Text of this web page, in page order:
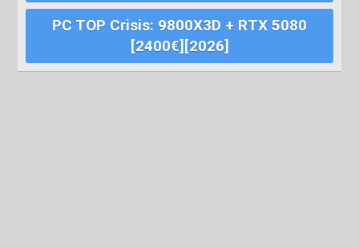
PC TOP Crisis: 9800X3D + RTX 5080
[2400€][2026]